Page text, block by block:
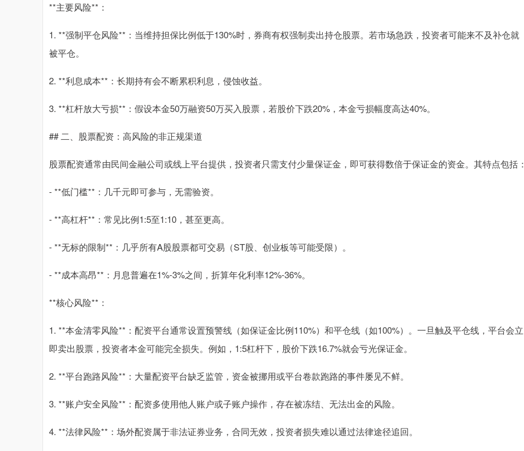
**主要风险**：
1. **强制平仓风险**：当维持担保比例低于130%时，券商有权强制卖出持仓股票。若市场急跌，投资者可能来不及补仓就
被平仓。
2. **利息成本**：长期持有会不断累积利息，侵蚀收益。
3. **杠杆放大亏损**：假设本金50万融资50万买入股票，若股价下跌20%，本金亏损幅度高达40%。
## 二、股票配资：高风险的非正规渠道
股票配资通常由民间金融公司或线上平台提供，投资者只需支付少量保证金，即可获得数倍于保证金的资金。其特点包括：
- **低门槛**：几千元即可参与，无需验资。
- **高杠杆**：常见比例1:5至1:10，甚至更高。
- **无标的限制**：几乎所有A股股票都可交易（ST股、创业板等可能受限）。
- **成本高昂**：月息普遍在1%-3%之间，折算年化利率12%-36%。
**核心风险**：
1. **本金清零风险**：配资平台通常设置预警线（如保证金比例110%）和平仓线（如100%）。一旦触及平仓线，平台会立
即卖出股票，投资者本金可能完全损失。例如，1:5杠杆下，股价下跌16.7%就会亏光保证金。
2. **平台跑路风险**：大量配资平台缺乏监管，资金被挪用或平台卷款跑路的事件屡见不鲜。
3. **账户安全风险**：配资多使用他人账户或子账户操作，存在被冻结、无法出金的风险。
4. **法律风险**：场外配资属于非法证券业务，合同无效，投资者损失难以通过法律途径追回。